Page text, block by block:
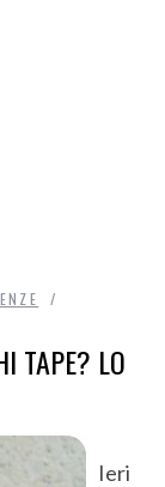
TAPE? LO
Ieri